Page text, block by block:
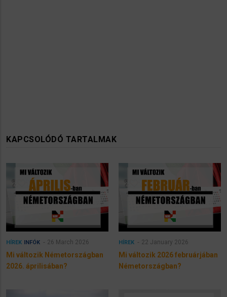
KAPCSOLÓDÓ TARTALMAK
HÍREK INFÓK 26 March 2026
Mi változik Németországban
2026. áprilisában?
HÍREK 22 January 2026
Mi változik 2026 februárjában
Németországban?